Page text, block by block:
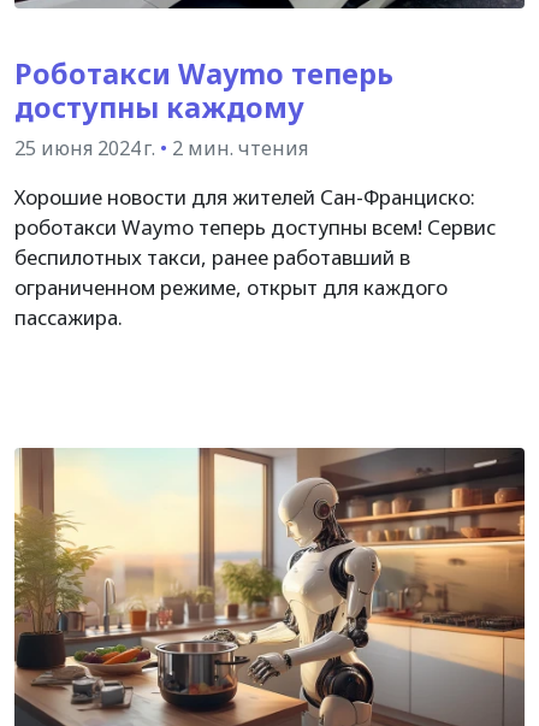
Роботакси Waymo теперь
доступны каждому
25 июня 2024 г. • 2 мин. чтения
Хорошие новости для жителей Сан-Франциско:
роботакси Waymo теперь доступны всем! Сервис
беспилотных такси, ранее работавший в
ограниченном режиме, открыт для каждого
пассажира.